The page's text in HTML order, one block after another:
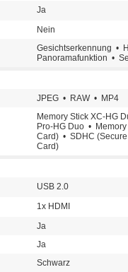
Ja
Nein
Gesichtserkennung •
Panoramafunktion •
JPEG • RAW • MP4
Memory Stick XC-HG
Pro-HG Duo •
Card) • SDHC
Card)
USB 2.0
1x HDMI
Ja
Ja
Schwarz